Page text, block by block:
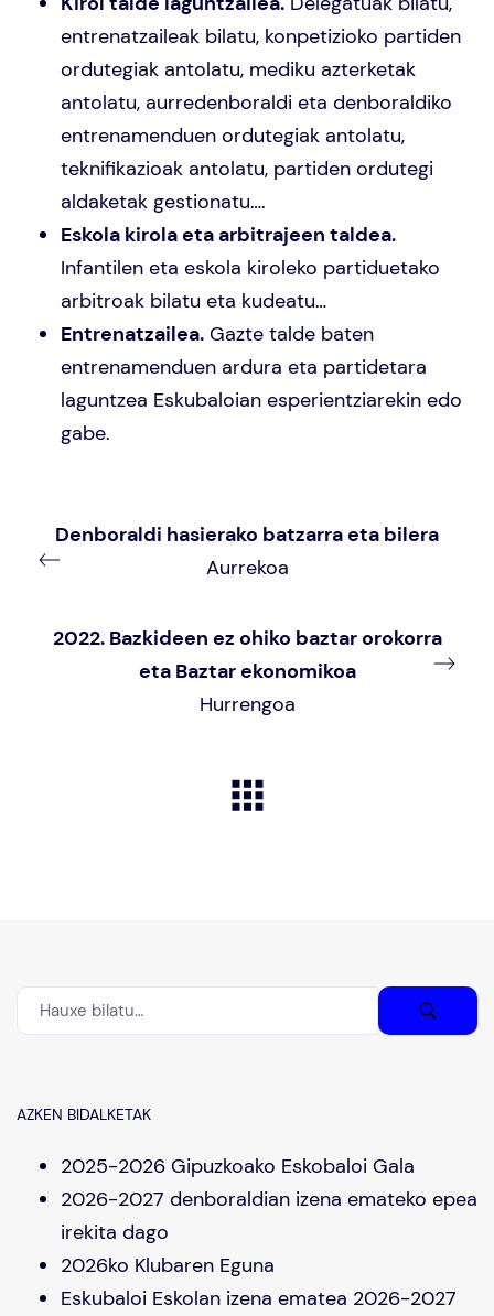
entrenatzaileak bilatu, konpetizioko partiden
ordutegiak antolatu, mediku azterketak
antolatu, aurredenboraldi eta denboraldiko
entrenamenduen ordutegiak antolatu,
teknifikazioak antolatu, partiden ordutegi
aldaketak gestionatu….
Eskola kirola eta arbitrajeen taldea.
Infantilen eta eskola kiroleko partiduetako
arbitroak bilatu eta kudeatu…
Entrenatzailea. Gazte talde baten
entrenamenduen ardura eta partidetara
laguntzea Eskubaloian esperientziarekin edo
gabe.
Denboraldi hasierako batzarra eta bilera
Aurrekoa
2022. Bazkideen ez ohiko baztar orokorra
eta Baztar ekonomikoa
Hurrengoa
AZKEN BIDALKETAK
2025-2026 Gipuzkoako Eskobaloi Gala
2026-2027 denboraldian izena emateko epea
irekita dago
2026ko Klubaren Eguna
Eskubaloi Eskolan izena ematea 2026-2027